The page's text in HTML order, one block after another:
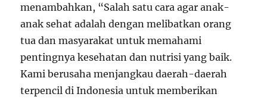
menambahkan, “Salah satu cara agar anak-
anak sehat adalah dengan melibatkan orang
tua dan masyarakat untuk memahami
pentingnya kesehatan dan nutrisi yang baik.
Kami berusaha menjangkau daerah-daerah
terpencil di Indonesia untuk memberikan